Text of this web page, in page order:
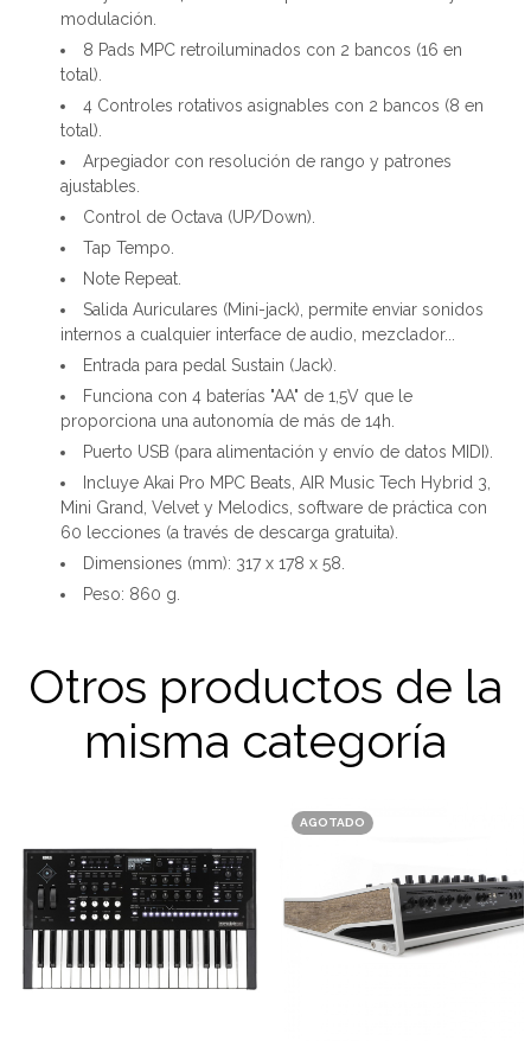
modulación.
8 Pads MPC retroiluminados con 2 bancos (16 en
total).
4 Controles rotativos asignables con 2 bancos (8 en
total).
Arpegiador con resolución de rango y patrones
ajustables.
Control de Octava (UP/Down).
Tap Tempo.
Note Repeat.
Salida Auriculares (Mini-jack), permite enviar sonidos
internos a cualquier interface de audio, mezclador...
Entrada para pedal Sustain (Jack).
Funciona con 4 baterías "AA" de 1,5V que le
proporciona una autonomía de más de 14h.
Puerto USB (para alimentación y envío de datos MIDI).
Incluye Akai Pro MPC Beats, AIR Music Tech Hybrid 3,
Mini Grand, Velvet y Melodics, software de práctica con
60 lecciones (a través de descarga gratuita).
Dimensiones (mm): 317 x 178 x 58.
Peso: 860 g.
Otros productos de la
misma categoría
AGOTADO